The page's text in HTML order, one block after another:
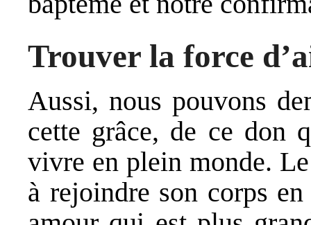
Trouver la force
Aussi, nous pouvons
cette grâce, de ce don
vivre en plein monde.
à rejoindre son corps